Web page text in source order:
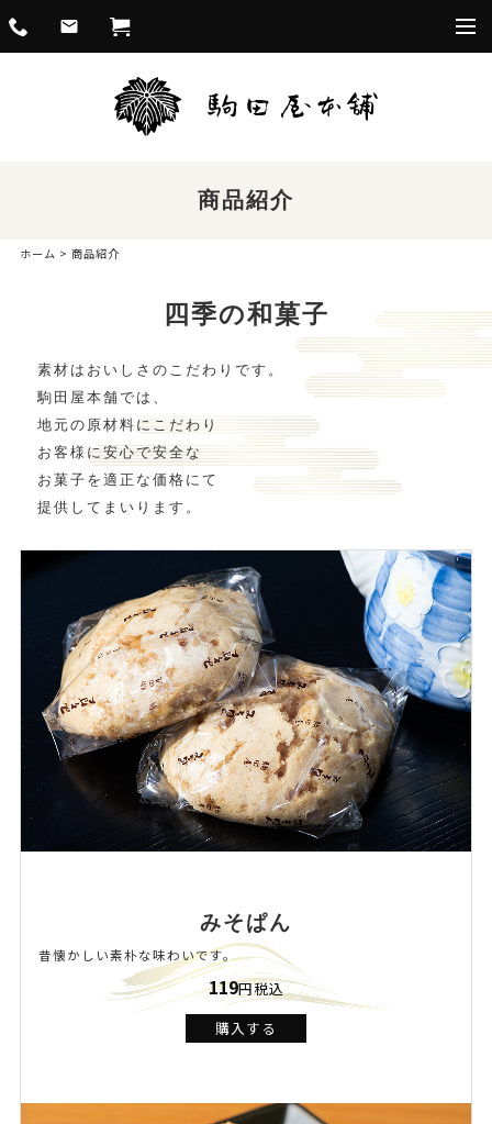
商品紹介
ホーム > 商品紹介
四季の和菓子
素材はおいしさのこだわりです。
駒田屋本舗では、
地元の原材料にこだわり
お客様に安心で安全な
お菓子を適正な価格にて
提供してまいります。
みそぱん
昔懐かしい素朴な味わいです。
119円税込
購入する